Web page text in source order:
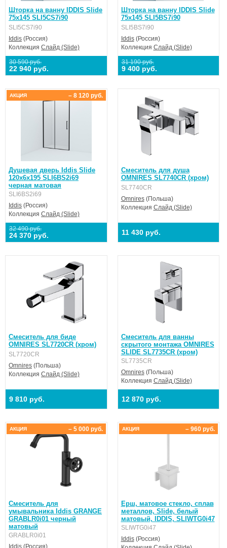
Шторка на ванну IDDIS Slide
75х145 SLI5CS7i90
SLI5CS7i90
Iddis (Россия)
Коллекция Слайд (Slide)
30 590 руб.
22 940 руб.
Шторка на ванну IDDIS Slide
75х145 SLI5BS7i90
SLI5BS7i90
Iddis(Россия)
Коллекция Слайд (Slide)
31 190 руб.
9 400 руб.
Душевая дверь Iddis Slide
120х6х195 SLI6BS2i69
черная матовая
SLI6BS2i69
Iddis (Россия)
Коллекция Слайд (Slide)
32 490 руб.
24 370 руб.
– 8 120 руб.
АКЦИЯ
Смеситель для душа
OMNIRES SL7740CR (хром)
SL7740CR
Omnires(Польша)
Коллекция Слайд (Slide)
11 430 руб.
Смеситель для биде
OMNIRES SL7720CR (хром)
SL7720CR
Omnires (Польша)
Коллекция Слайд (Slide)
9 810 руб.
Смеситель для ванны
скрытого монтажа OMNIRES
SLIDE SL7735CR (хром)
SL7735CR
Omnires(Польша)
Коллекция Слайд (Slide)
12 870 руб.
Смеситель для
умывальника Iddis GRANGE
GRABLR0i01 черный
матовый
GRABLR0i01
Iddis (Россия)
– 5 000 руб.
АКЦИЯ
Ерш, матовое стекло, сплав
металлов, Slide, белый
матовый, IDDIS, SLIWTG0i47
SLIWTG0i47
Iddis(Россия)
– 960 руб.
АКЦИЯ